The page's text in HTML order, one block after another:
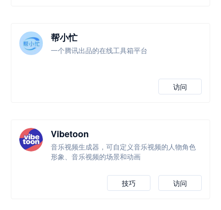
帮小忙
一个腾讯出品的在线工具箱平台
访问
Vibetoon
音乐视频生成器，可自定义音乐视频的人物角色
形象、音乐视频的场景和动画
访问
技巧